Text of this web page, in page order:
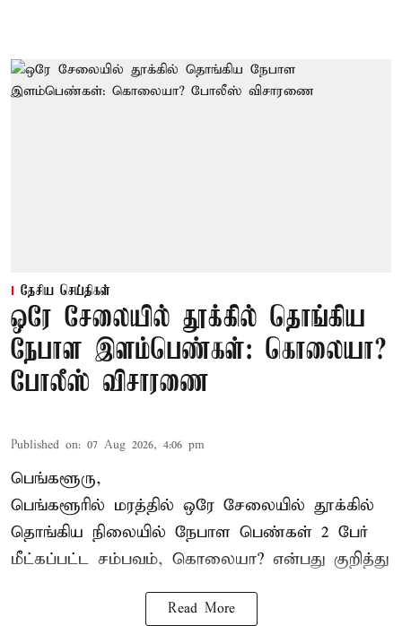
தேசிய செய்திகள்
ஒரே சேலையில் தூக்கில் தொங்கிய
நேபாள இளம்பெண்கள்: கொலையா?
போலீஸ் விசாரணை
Published on: 07 Aug 2026, 4:06 pm
பெங்களூரு,
பெங்களூரில் மரத்தில் ஒரே சேலையில் தூக்கில்
தொங்கிய நிலையில் நேபாள பெண்கள் 2 பேர்
மீட்கப்பட்ட சம்பவம், கொலையா? என்பது குறித்து
Read More